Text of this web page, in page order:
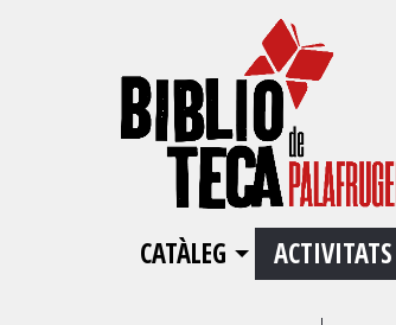
CATÀLEG ACTIVITATS